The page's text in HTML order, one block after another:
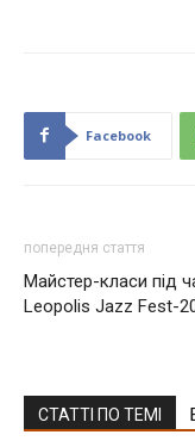
Facebook
попередня стаття
Майстер-класи під
Leopolis Jazz Fest-
СТАТТІ ПО ТЕМІ